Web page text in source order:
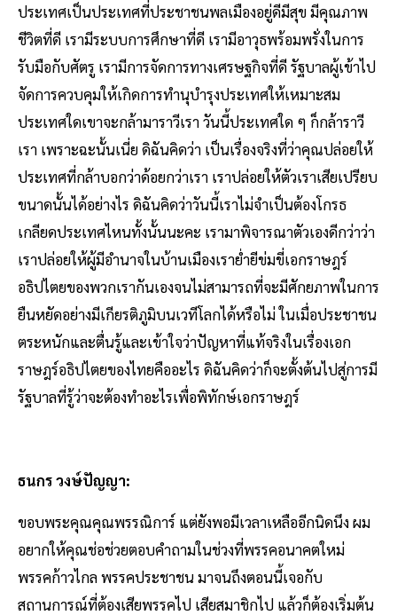
ประเทศเป็นประเทศที่ประชาชนพลเมืองอยู่ดีมีสุข มีคุณภาพ
ชีวิตที่ดี เรามีระบบการศึกษาที่ดี เรามีอาวุธพร้อมพรั่งในการ
รับมือกับศัตรู เรามีการจัดการทางเศรษฐกิจที่ดี รัฐบาลผู้เข้าไป
จัดการควบคุมให้เกิดการทํานุบํารุงประเทศให้เหมาะสม
ประเทศใดเขาจะกล้ามาราวีเรา วันนี้ประเทศใด ๆ ก็กล้าราวี
เรา เพราะฉะนั้นเนี่ย ดิฉันคิดว่า เป็นเรื่องจริงที่ว่าคุณปล่อยให้
ประเทศที่กล้าบอกว่าด้อยกว่าเรา เราปล่อยให้ตัวเราเสียเปรียบ
ขนาดนั้นได้อย่างไร ดิฉันคิดว่าวันนี้เราไม่จําเป็นต้องโกรธ
เกลียดประเทศไหนทั้งนั้นนะคะ เรามาพิจารณาตัวเองดีกว่าว่า
เราปล่อยให้ผู้มีอํานาจในบ้านเมืองเราย่ำยีข่มขี่เอกราษฎร์
อธิปไตยของพวกเรากันเองจนไม่สามารถที่จะมีศักยภาพในการ
ยืนหยัดอย่างมีเกียรติภูมิบนเวทีโลกได้หรือไม่ ในเมื่อประชาชน
ตระหนักและตื่นรู้และเข้าใจว่าปัญหาที่แท้จริงในเรื่องเอก
ราษฎร์อธิปไตยของไทยคืออะไร ดิฉันคิดว่าก็จะตั้งต้นไปสู่การมี
รัฐบาลที่รู้ว่าจะต้องทําอะไรเพื่อพิทักษ์เอกราษฎร์
ธนกร วงษ์ปัญญา:
ขอบพระคุณคุณพรรณิการ์ แต่ยังพอมีเวลาเหลืออีกนิดนึง ผม
อยากให้คุณช่อช่วยตอบคำถามในช่วงที่พรรคอนาคตใหม่
พรรคก้าวไกล พรรคประชาชน มาจนถึงตอนนี้เจอกับ
สถานการณ์ที่ต้องเสียพรรคไป เสียสมาชิกไป แล้วก็ต้องเริ่มต้น